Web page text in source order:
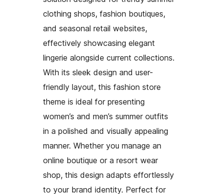
clothing shops, fashion boutiques,
and seasonal retail websites,
effectively showcasing elegant
lingerie alongside current collections.
With its sleek design and user-
friendly layout, this fashion store
theme is ideal for presenting
women’s and men’s summer outfits
in a polished and visually appealing
manner. Whether you manage an
online boutique or a resort wear
shop, this design adapts effortlessly
to your brand identity. Perfect for